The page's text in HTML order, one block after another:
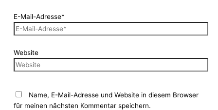
E-Mail-Adresse*
Website
Name, E-Mail-Adresse und Website in diesem Browser
für meinen nächsten Kommentar speichern.